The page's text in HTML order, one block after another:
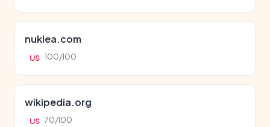
nuklea.com
US 100/100
wikipedia.org
US 70/100